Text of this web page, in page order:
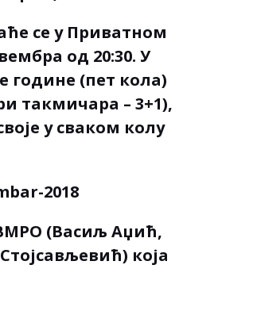
се у Приватном
од 20:30. У
године (пет кола)
такмичара – 3+1),
у сваком колу
(Васиљ Аџић,
која